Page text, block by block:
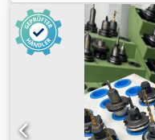
komplett – teils mit
verschiedenen
Länge: 80 mm
Zustand: gebraucht,
Gebrauchsspuren
CNC-